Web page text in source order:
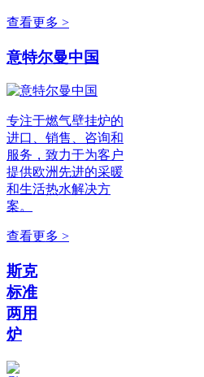
查看更多 >
意特尔曼中国
专注于燃气壁挂炉的
进口、销售、咨询和
服务，致力于为客户
提供欧洲先进的采暖
和生活热水解决方
案。
查看更多 >
斯克
标准
两用
炉